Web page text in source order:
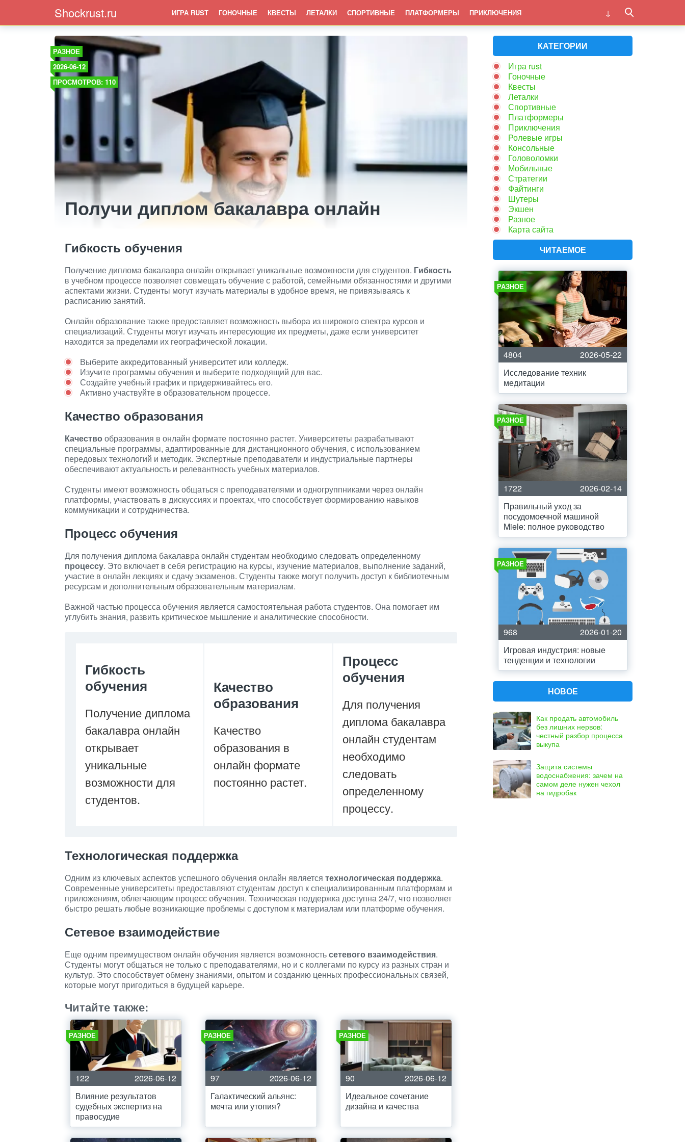
Shockrust.ru ИГРА RUST ГОНОЧНЫЕ КВЕСТЫ ЛЕТАЛКИ СПОРТИВНЫЕ ПЛАТФОРМЕРЫ ПРИКЛЮЧЕНИЯ
РАЗНОЕ
2026-06-12
ПРОСМОТРОВ: 110
Получи диплом бакалавра онлайн
Гибкость обучения
Получение диплома бакалавра онлайн открывает уникальные возможности для студентов. Гибкость
в учебном процессе позволяет совмещать обучение с работой, семейными обязанностями и другими
аспектами жизни. Студенты могут изучать материалы в удобное время, не привязываясь к
расписанию занятий.
Онлайн образование также предоставляет возможность выбора из широкого спектра курсов и
специализаций. Студенты могут изучать интересующие их предметы, даже если университет
находится за пределами их географической локации.
Выберите аккредитованный университет или колледж.
Изучите программы обучения и выберите подходящий для вас.
Создайте учебный график и придерживайтесь его.
Активно участвуйте в образовательном процессе.
Качество образования
Качество образования в онлайн формате постоянно растет. Университеты разрабатывают
специальные программы, адаптированные для дистанционного обучения, с использованием
передовых технологий и методик. Экспертные преподаватели и индустриальные партнеры
обеспечивают актуальность и релевантность учебных материалов.
Студенты имеют возможность общаться с преподавателями и одногруппниками через онлайн
платформы, участвовать в дискуссиях и проектах, что способствует формированию навыков
коммуникации и сотрудничества.
Процесс обучения
Для получения диплома бакалавра онлайн студентам необходимо следовать определенному
процессу. Это включает в себя регистрацию на курсы, изучение материалов, выполнение заданий,
участие в онлайн лекциях и сдачу экзаменов. Студенты также могут получить доступ к библиотечным
ресурсам и дополнительным образовательным материалам.
Важной частью процесса обучения является самостоятельная работа студентов. Она помогает им
углубить знания, развить критическое мышление и аналитические способности.
Гибкость
обучения
Получение диплома
бакалавра онлайн
открывает
уникальные
возможности для
студентов.
Качество
образования
Качество
образования в
онлайн формате
постоянно растет.
Процесс
обучения
Для получения
диплома бакалавра
онлайн студентам
необходимо
следовать
определенному
процессу.
Технологическая поддержка
Одним из ключевых аспектов успешного обучения онлайн является технологическая поддержка.
Современные университеты предоставляют студентам доступ к специализированным платформам и
приложениям, облегчающим процесс обучения. Техническая поддержка доступна 24/7, что позволяет
быстро решать любые возникающие проблемы с доступом к материалам или платформе обучения.
Сетевое взаимодействие
Еще одним преимуществом онлайн обучения является возможностьсетевого взаимодействия.
Студенты могут общаться не только с преподавателями, но и с коллегами по курсу из разных стран и
культур. Это способствует обмену знаниями, опытом и созданию ценных профессиональных связей,
которые могут пригодиться в будущей карьере.
Читайте также:
РАЗНОЕ
122
2026-06-12
Влияние результатов
судебных экспертиз на
правосудие
РАЗНОЕ
97
2026-06-12
Галактический альянс:
мечта или утопия?
РАЗНОЕ
90
2026-06-12
Идеальное сочетание
дизайна и качества
КАТЕГОРИИ
Игра rust
Гоночные
Квесты
Леталки
Спортивные
Платформеры
Приключения
Ролевые игры
Консольные
Головоломки
Мобильные
Стратегии
Файтинги
Шутеры
Экшен
Разное
Карта сайта
ЧИТАЕМОЕ
РАЗНОЕ
4804
2026-05-22
Исследование техник
медитации
РАЗНОЕ
1722
2026-02-14
Правильный уход за
посудомоечной машиной
Miele: полное руководство
РАЗНОЕ
968
2026-01-20
Игровая индустрия: новые
тенденции и технологии
НОВОЕ
Как продать автомобиль
без лишних нервов:
честный разбор процесса
выкупа
Защита системы
водоснабжения: зачем на
самом деле нужен чехол
на гидробак